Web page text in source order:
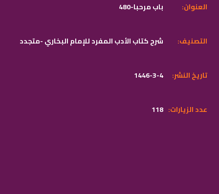
480-باب مرحبا :العنوان
شرح كتاب الأدب المفرد للإمام البخاري -متجدد :التصنيف
1446-3-4 :تاريخ النشر
118 :عدد الزيارات